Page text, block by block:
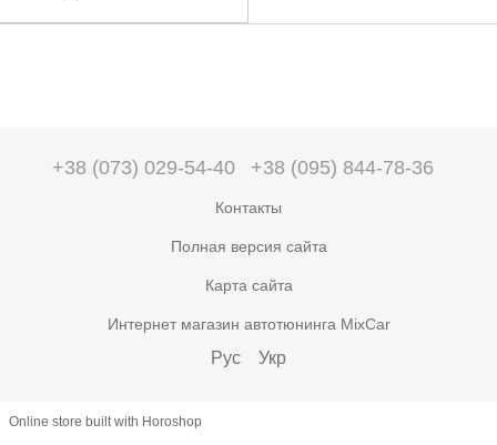
+38 (073) 029-54-40 +38 (095) 844-78-36
Контакты
Полная версия сайта
Карта сайта
Интернет магазин автотюнинга MixCar
Рус Укр
Online store built with Horoshop